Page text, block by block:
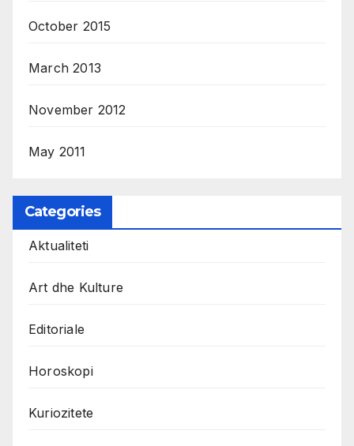
October 2015
March 2013
November 2012
May 2011
Categories
Aktualiteti
Art dhe Kulture
Editoriale
Horoskopi
Kuriozitete